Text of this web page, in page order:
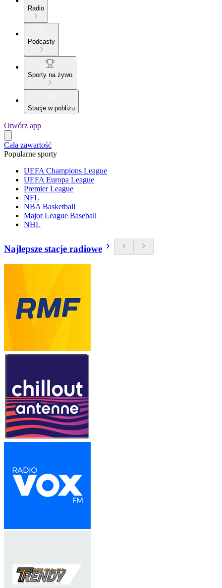
Radio
Podcasty
Sporty na żywo
Stacje w pobliżu
Otwórz app
Cała zawartość
Popularne sporty
UEFA Champions League
UEFA Europa League
Premier League
NFL
NBA Basketball
Major League Baseball
NHL
Najlepsze stacje radiowe